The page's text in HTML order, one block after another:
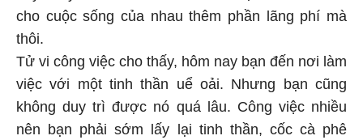
cho cuộc sống của nhau thêm phần lãng phí mà
thôi.
Tử vi công việc cho thấy, hôm nay bạn đến nơi làm
việc với một tinh thần uể oải. Nhưng bạn cũng
không duy trì được nó quá lâu. Công việc nhiều
nên bạn phải sớm lấy lại tinh thần, cốc cà phê